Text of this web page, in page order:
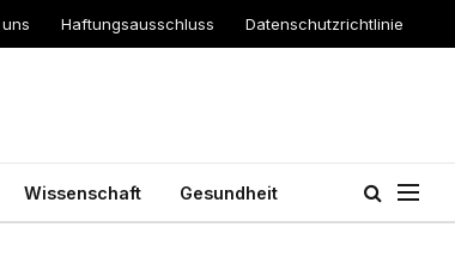
Haftungsausschluss Datenschutzrichtlinie
Wissenschaft Gesundheit